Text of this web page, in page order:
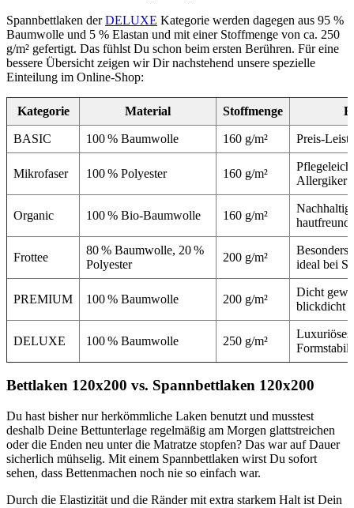
Spannbettlaken derDELUXE Kategorie werden dagegen aus 95 %
Baumwolle und 5 % Elastan und mit einer Stoffmenge von ca. 250
g/m² gefertigt. Das fühlst Du schon beim ersten Berühren. Für eine
bessere Übersicht zeigen wir Dir nachstehend unsere spezielle
Einteilung im Online-Shop:
Kategorie Material Stoffmenge
BASIC 100 % Baumwolle 160 g/m² Preis-
Mikrofaser 100 % Polyester 160 g/m²
Allergiker
Organic 100 % Bio-Baumwolle 160 g/m²
Nachhaltig
Frottee
80 % Baumwolle, 20 %
Polyester
200 g/m²
Besonders
ideal bei
PREMIUM 100 % Baumwolle 200 g/m²
Dicht
blickdicht
DELUXE 100 % Baumwolle 250 g/m²
Bettlaken 120x200 vs. Spannbettlaken 120x200
Du hast bisher nur herkömmliche Laken benutzt und musstest
deshalb Deine Bettunterlage regelmäßig am Morgen glattstreichen
oder die Enden neu unter die Matratze stopfen? Das war auf Dauer
sicherlich mühselig. Mit einem Spannbettlaken wirst Du sofort
sehen, dass Bettenmachen noch nie so einfach war.
Durch die Elastizität und die Ränder mit extra starkem Halt ist Dein